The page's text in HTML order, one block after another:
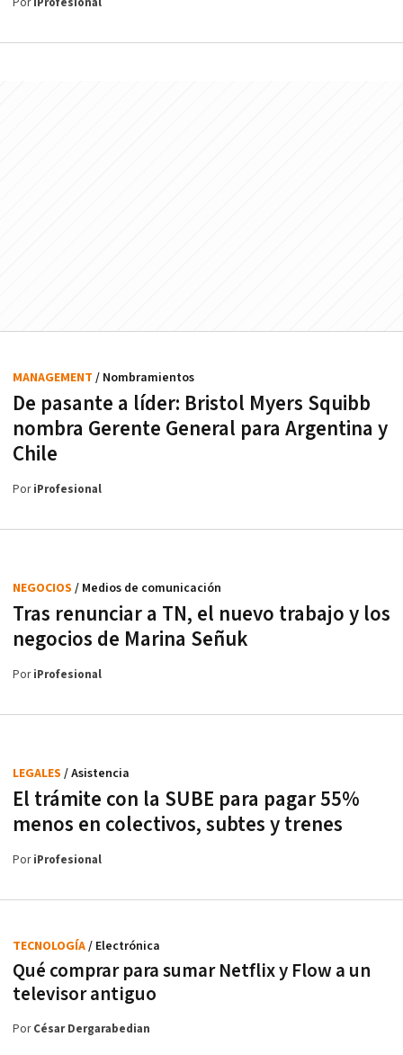
PoriProfesional
De pasante a líder: Bristol Myers Squibb
nombra Gerente General para Argentina y
Chile
MANAGEMENT / Nombramientos
PoriProfesional
Tras renunciar a TN, el nuevo trabajo y los
negocios de Marina Señuk
NEGOCIOS / Medios de comunicación
PoriProfesional
El trámite con la SUBE para pagar 55%
menos en colectivos, subtes y trenes
LEGALES / Asistencia
PoriProfesional
Qué comprar para sumar Netflix y Flow a un
televisor antiguo
TECNOLOGÍA/ Electrónica
PorCésar Dergarabedian